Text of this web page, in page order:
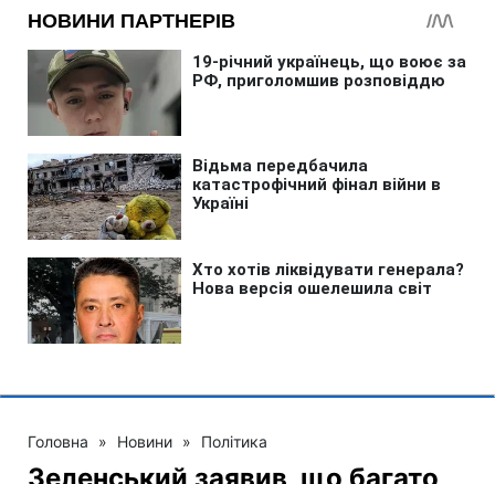
Головна » Новини » Політика